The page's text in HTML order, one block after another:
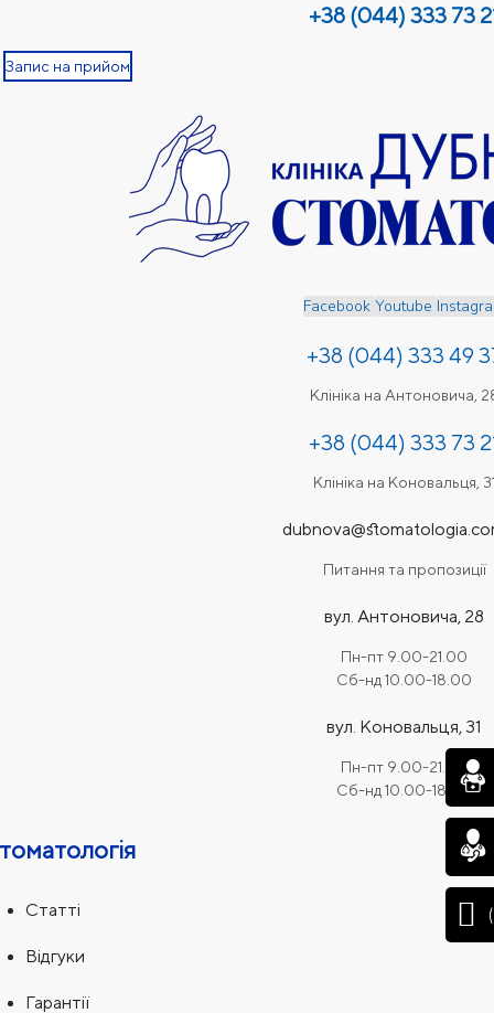
+38 (044) 333 73
Запис на прийом
Facebook Youtube
+38 (044) 333 49
Клініка на Антоновича,
+38 (044) 333 73
Клініка на Коновальця,
Питання та пропозиції
вул. Антоновича, 28
Пн-пт 9.00-21.00
Сб-нд 10.00-18.00
вул. Коновальця, 31
Пн-пт 9.00-21.00
Сб-нд 10.00-18.00
Статті
Відгуки
Гарантії